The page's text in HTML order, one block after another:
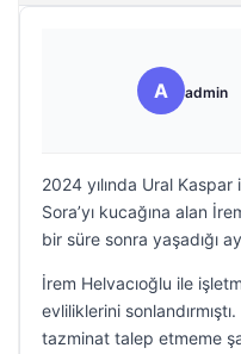
A admin
2024 yılında Ural Kaspar
Sora’yı kucağına alan
bir süre sonra yaşadığı
İrem Helvacıoğlu ile
evliliklerini
tazminat talep etmeme